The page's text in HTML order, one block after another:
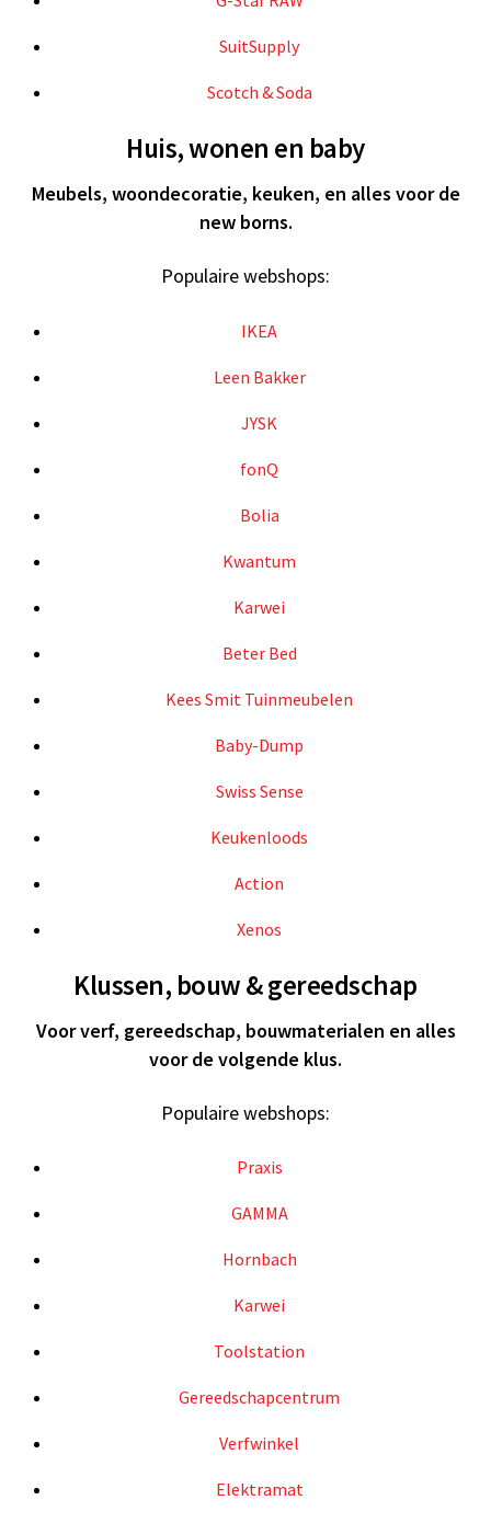
SuitSupply
Scotch & Soda
Huis, wonen en baby
Meubels, woondecoratie, keuken, en alles voor de
new borns.
Populaire webshops:
IKEA
Leen Bakker
JYSK
fonQ
Bolia
Kwantum
Karwei
Beter Bed
Kees Smit Tuinmeubelen
Baby-Dump
Swiss Sense
Keukenloods
Action
Xenos
Klussen, bouw & gereedschap
Voor verf, gereedschap, bouwmaterialen en alles
voor de volgende klus.
Populaire webshops:
Praxis
GAMMA
Hornbach
Karwei
Toolstation
Gereedschapcentrum
Verfwinkel
Elektramat